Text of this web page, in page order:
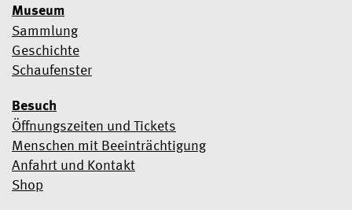
Museum
Sammlung
Geschichte
Schaufenster
Besuch
Öffnungszeiten und Tickets
Menschen mit Beeinträchtigung
Anfahrt und Kontakt
Shop